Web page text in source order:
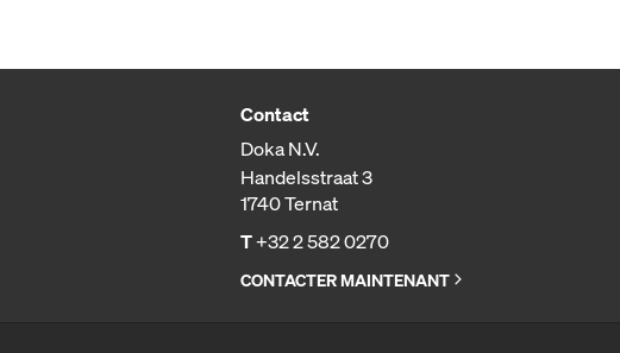
Contact
Doka N.V.
Handelsstraat 3
1740 Ternat
T+32 2 582 0270
CONTACTER MAINTENANT